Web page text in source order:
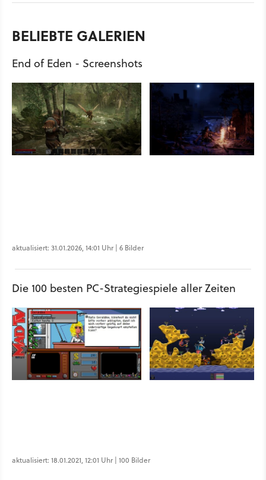
BELIEBTE GALERIEN
End of Eden - Screenshots
aktualisiert: 31.01.2026, 14:01 Uhr | 6 Bilder
Die 100 besten PC-Strategiespiele aller Zeiten
aktualisiert: 18.01.2021, 12:01 Uhr | 100 Bilder